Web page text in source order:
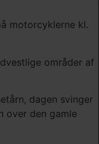
motorcyklerne kl.
områder af
dagen svinger
over den gamle